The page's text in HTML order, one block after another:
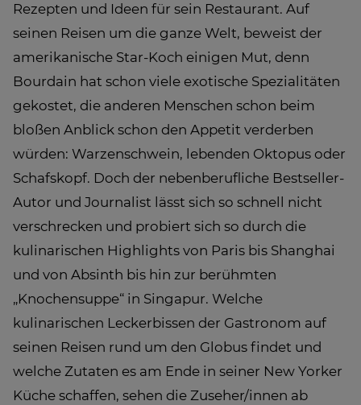
Rezepten und Ideen für sein Restaurant. Auf
seinen Reisen um die ganze Welt, beweist der
amerikanische Star-Koch einigen Mut, denn
Bourdain hat schon viele exotische Spezialitäten
gekostet, die anderen Menschen schon beim
bloßen Anblick schon den Appetit verderben
würden: Warzenschwein, lebenden Oktopus oder
Schafskopf. Doch der nebenberufliche Bestseller-
Autor und Journalist lässt sich so schnell nicht
verschrecken und probiert sich so durch die
kulinarischen Highlights von Paris bis Shanghai
und von Absinth bis hin zur berühmten
„Knochensuppe“ in Singapur. Welche
kulinarischen Leckerbissen der Gastronom auf
seinen Reisen rund um den Globus findet und
welche Zutaten es am Ende in seiner New Yorker
Küche schaffen, sehen die Zuseher/innen ab